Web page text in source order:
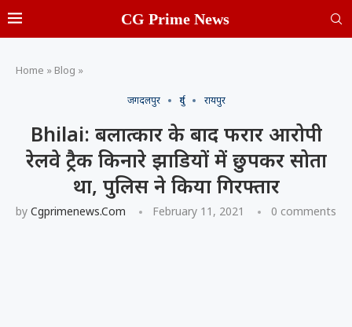
CG Prime News
Home » Blog »
जगदलपुर दुर्ग रायपुर
Bhilai: बलात्कार के बाद फरार आरोपी
रेलवे ट्रैक किनारे झाडियों में छुपकर सोता
था, पुलिस ने किया गिरफ्तार
by Cgprimenews.com February 11, 2021 0 comments